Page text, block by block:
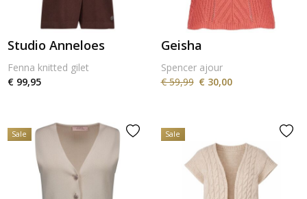
Studio Anneloes
Fenna knitted gilet
€ 99,95
Geisha
Spencer ajour
€ 59,99 € 30,00
Sale Sale